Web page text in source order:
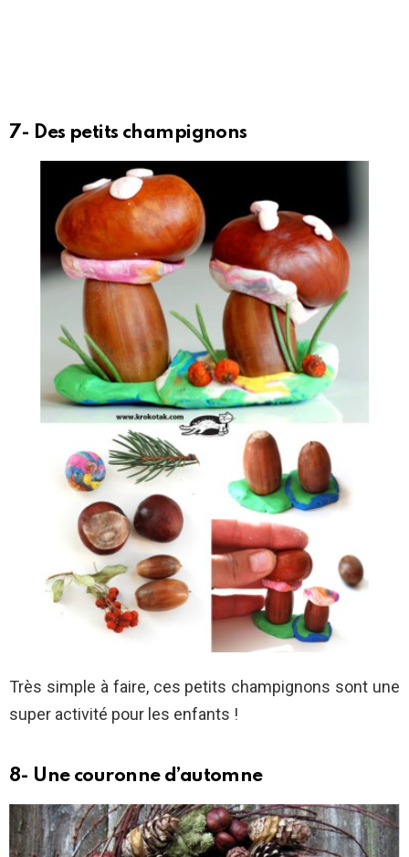
7- Des petits champignons
Très simple à faire, ces petits champignons sont une
super activité pour les enfants !
8- Une couronne d’automne